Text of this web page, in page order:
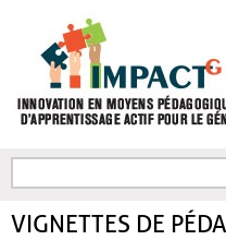
FORMULAIRE DE
VIGNETTES DE